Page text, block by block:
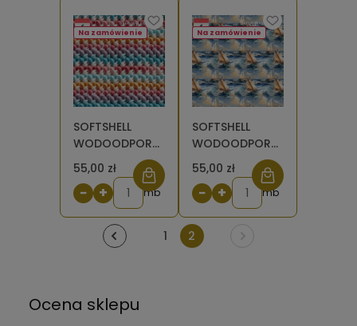
SOFTSHELL
WODOODPORNY
Wzór
szydełkowy [6]
55,00 zł
Na zamówienie
− + mb
SOFTSHELL
WODOODPORNY
Żaglówki [6]
55,00 zł
Na zamówienie
− + mb
1 2
Ocena sklepu